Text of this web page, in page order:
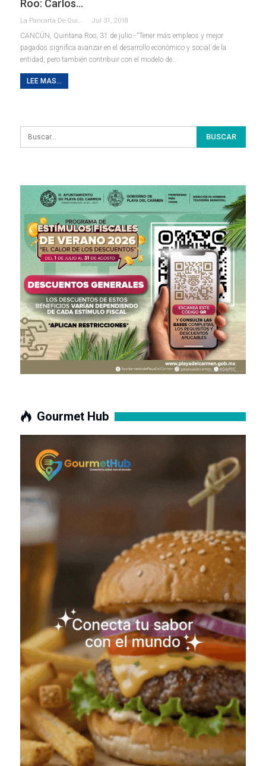
Roo: Carlos…
La Pancarta De Quintana Roo Jul 31, 2018
CANCÚN, Quintana Roo, 31 de julio.- “Tener más empleos y mejor
pagados significa avanzar en el desarrollo económico y social de la
entidad, pero también contribuir con el modelo de…
LEE MAS...
Gourmet Hub